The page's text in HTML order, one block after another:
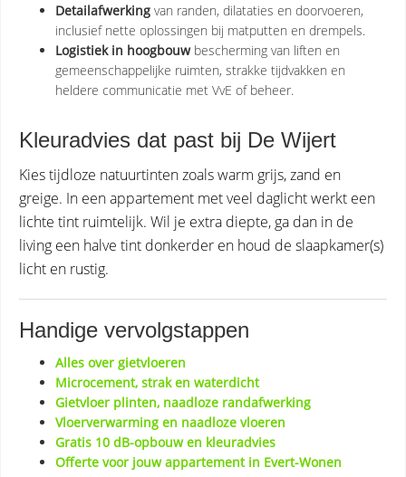
Detailafwerking van randen, dilataties en doorvoeren,
inclusief nette oplossingen bij matputten en drempels.
Logistiek in hoogbouwbescherming van liften en
gemeenschappelijke ruimten, strakke tijdvakken en
heldere communicatie met VvE of beheer.
Kleuradvies dat past bij De Wijert
Kies tijdloze natuurtinten zoals warm grijs, zand en
greige. In een appartement met veel daglicht werkt een
lichte tint ruimtelijk. Wil je extra diepte, ga dan in de
living een halve tint donkerder en houd de slaapkamer(s)
licht en rustig.
Handige vervolgstappen
Alles over gietvloeren
Microcement, strak en waterdicht
Gietvloer plinten, naadloze randafwerking
Vloerverwarming en naadloze vloeren
Gratis 10 dB-opbouw en kleuradvies
Offerte voor jouw appartement in Evert-Wonen